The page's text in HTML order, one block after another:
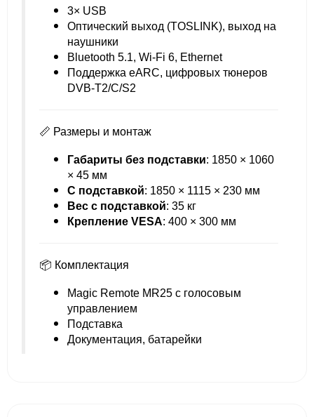
3× USB
Оптический выход (TOSLINK), выход на
наушники
Bluetooth 5.1, Wi-Fi 6, Ethernet
Поддержка eARC, цифровых тюнеров
DVB-T2/C/S2
📏 Размеры и монтаж
Габариты без подставки: 1850 × 1060
× 45 мм
С подставкой: 1850 × 1115 × 230 мм
Вес с подставкой: 35 кг
Крепление VESA: 400 × 300 мм
📦 Комплектация
Magic Remote MR25 с голосовым
управлением
Подставка
Документация, батарейки